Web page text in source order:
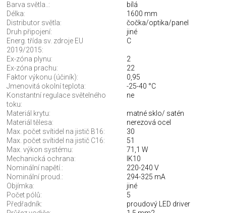
Barva světla..:
bílá
Délka:
1600 mm
Distributor světla:
čočka/optika/panel
Druh připojení:
jiné
Energ. třída sv. zdroje EU
2019/2015:
C
Ex-zóna plynu:
2
Ex-zóna prachu:
22
Faktor výkonu (účiník):
0,95
Jmenovitá okolní teplota:
-25-40 °C
Konstantní regulace světelného
toku:
ne
Materiál krytu:
matné sklo/ satén
Materiál tělesa:
nerezová ocel
Max. počet svítidel na jistič B16:
30
Max. počet svítidel na jistič C16:
51
Max. výkon systému:
71,1 W
Mechanická ochrana:
IK10
Nominální napětí.:
220-240 V
Nominální proud.:
294-325 mA
Objímka:
jiné
Počet pólů:
5
Předřadník:
proudový LED driver